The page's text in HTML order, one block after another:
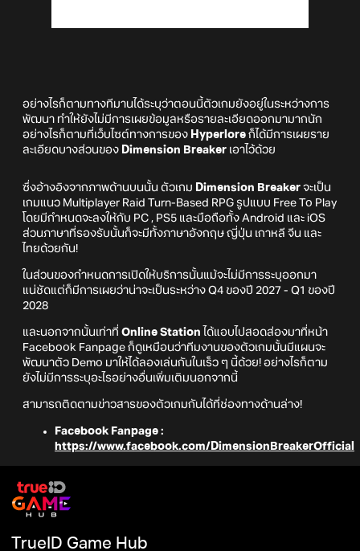
อย่างไรก็ตามทางทีมานได้ระบุว่าตอนนี้ตัวเกมยังอยู่ในระหว่างการ
พัฒนา ทำให้ยังไม่มีการเผยข้อมูลหรือรายละเอียดออกมามากนัก
อย่างไรก็ตามที่เว็บไซต์ทางการของ Hyperlore ก็ได้มีการเผยราย
ละเอียดบางส่วนของ Dimension Breaker เอาไว้ด้วย
ซึ่งอ้างอิงจากภาพด้านบนนั้น ตัวเกม Dimension Breaker จะเป็น
เกมแนว Multiplayer Raid Turn-Based RPG รูปแบบ Free To Play
โดยมีกำหนดจะลงให้กับ PC , PS5 และมือถือทั้ง Android และ iOS
ส่วนภาษาที่รองรับนั้นก็จะมีทั้งภาษาอังกฤษ ญี่ปุ่น เกาหลี จีน และ
ไทยด้วยกัน!
ในส่วนของกำหนดการเปิดให้บริการนั้นแม้จะไม่มีการระบุออกมา
แน่ชัดแต่ก็มีการเผยว่าน่าจะเป็นระหว่าง Q4 ของปี 2027 - Q1 ของปี
2028
และนอกจากนั้นเท่าที่ Online Station ได้แอบไปสอดส่องมาที่หน้า
Facebook Fanpage ก็ดูเหมือนว่าทีมงานของตัวเกมนั้นมีแผนจะ
พัฒนาตัว Demo มาให้ได้ลองเล่นกันในเร็ว ๆ นี้ด้วย! อย่างไรก็ตาม
ยังไม่มีการระบุอะไรอย่างอื่นเพิ่มเติมนอกจากนี้
สามารถติดตามข่าวสารของตัวเกมกันได้ที่ช่องทางด้านล่าง!
Facebook Fanpage :
https://www.facebook.com/DimensionBreakerOfficial
TrueID Game Hub